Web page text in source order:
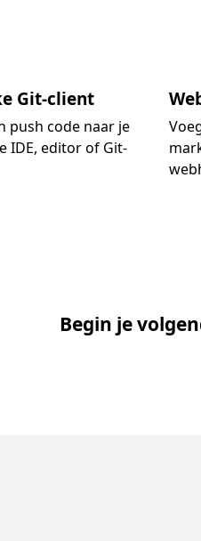
Git-client
push code naar je
IDE, editor of Git-
Begin je